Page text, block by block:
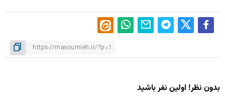
بدون نظر! اولین نفر باشید